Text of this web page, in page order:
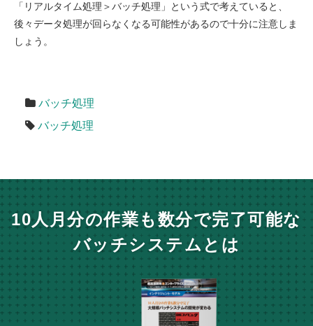
「リアルタイム処理＞バッチ処理」という式で考えていると、
後々データ処理が回らなくなる可能性があるので十分に注意しま
しょう。
バッチ処理
バッチ処理
10人月分の作業も数分で完了可能な
バッチシステムとは